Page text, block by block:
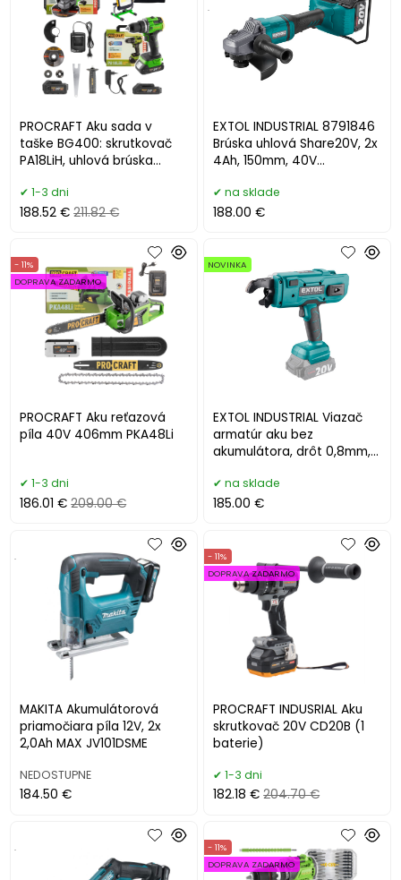
PROCRAFT Aku sada v
taške BG400: skrutkovač
PA18LiH, uhlová brúska
1-3 dni
188.52 € 211.82 €
EXTOL INDUSTRIAL 8791846
Brúska uhlová Share20V, 2x
4Ah, 150mm, 40V
.
na sklade
188.00 €
PROCRAFT Aku reťazová
píla 40V 406mm PKA48Li
- 11%
DOPRAVA ZADARMO
1-3 dni
186.01 € 209.00 €
EXTOL INDUSTRIAL Viazač
armatúr aku bez
akumulátora, drôt 0,8mm,
NOVINKA
na sklade
185.00 €
MAKITA Akumulátorová
priamočiara píla 12V, 2x
2,0Ah MAX JV101DSME
.
NEDOSTUPNE
184.50 €
PROCRAFT INDUSRIAL Aku
skrutkovač 20V CD20B (1
baterie)
- 11%
DOPRAVA ZADARMO
1-3 dni
182.18 € 204.70 €
.
- 11%
DOPRAVA ZADARMO